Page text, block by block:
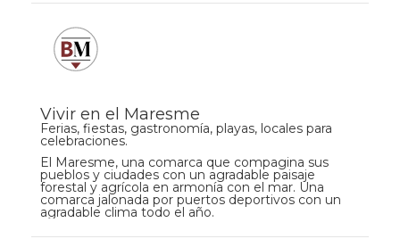
Vivir en el Maresme
Ferias, fiestas, gastronomía, playas, locales para
celebraciones.
El Maresme, una comarca que compagina sus
pueblos y ciudades con un agradable paisaje
forestal y agrícola en armonía con el mar. Una
comarca jalonada por puertos deportivos con un
agradable clima todo el año.